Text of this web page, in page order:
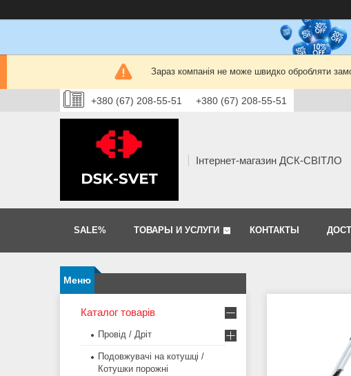
Зараз компанія не може швидко обробляти
+380 (67) 208-55-51 +380 (67) 208-55-51
Інтернет-магазин ДСК-СВІТЛО
SALE% ТОВАРЫ И УСЛУГИ КОНТАКТЫ
Каталог товарів
Провід / Дріт
Подовжувачі на котушці /
Котушки порожні